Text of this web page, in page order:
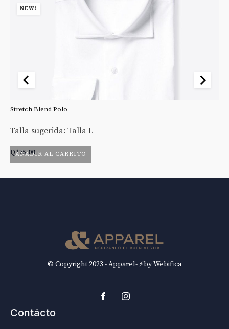
NEW!
AÑADIR AL CARRITO
Stretch Blend Polo
Talla sugerida: Talla L
Q175.00
© Copyright 2023 - Apparel- ⚡by Webifica
Contácto